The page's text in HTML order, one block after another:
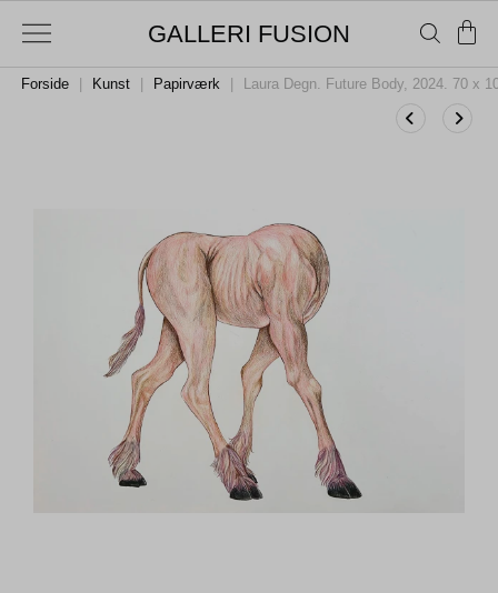
GALLERI FUSION
Forside Kunst Papirværk Laura Degn. Future Body, 2024. 70 x